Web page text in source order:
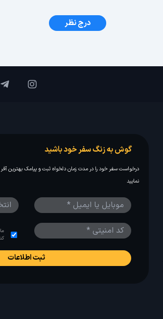
درج نظر
گوش به زنگ سفر خود باشید
درخواست سفر خود را در مدت زمان دلخواه ثبت و پیامک بهترین آفر
نمایید